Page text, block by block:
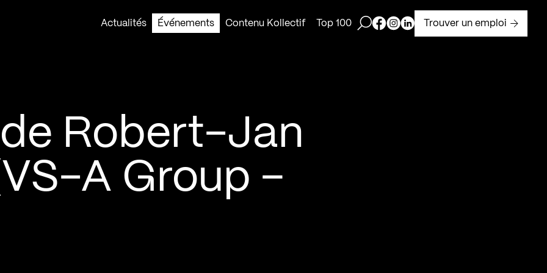
Actualités
Événements Contenu Kollectif Top 100 Ouvrir la barre de recherche
Page Facebook de Kollectif
Page Instagram de Kollectif
Page Linkedin de Kollectif
Trouver un emploi
Robert-Jan
A Group –